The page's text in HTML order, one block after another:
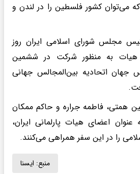
می‌توان کشور فلسطین را در لندن و
مجلس شورای اسلامی ایران روز
به منظور شرکت در ششمین
جهان اتحادیه بین‌المجالس جهانی
همتی، فاطمه جراره و حاکم ممکان
عنوان اعضای هیات پارلمانی ایران،
را در این سفر همراهی می‌کنند.
منبع: ايسنا